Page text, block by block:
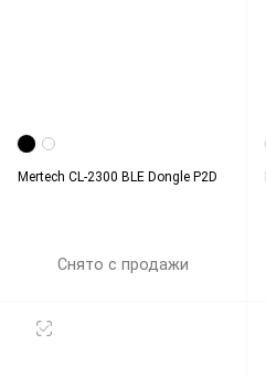
Mertech CL-2300 BLE Dongle P2D
Снято с продажи